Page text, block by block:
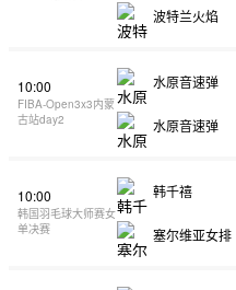
波特兰火焰
10:00
FIBA-Open3x3内蒙
古站day2
水原音速弹
水原音速弹
10:00
韩国羽毛球大师赛女
单决赛
韩千禧
塞尔维亚女排